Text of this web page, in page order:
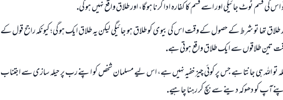
كى قسم ٹوٹ جائيگى اور اسے قسم كا كفارہ ادا كرنا ہوگا، اور طلاق واقع نہيں ہو گى.
طلاق تھا تو شرط كے حصول كے وقت اس كى بيوى كو طلاق ہو جائيگى ليكن يہ طلاق ايك ہو گى؛ كيونكہ راجح قول كے
تين طلاقوں سے ايك طلاق واقع ہوتى ہے.
تو اللہ ہى جانتا ہے جس پر كوئى چيز خفيہ نہيں ہے، اس ليے مسلمان شخص كو اپنے رب پر حيلہ سازى سے اجتناب
آپ كو دھوكہ دينے سے بچ كر رہنا چاہيے.